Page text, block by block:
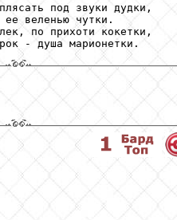
под звуки дудки,
веленью чутки.
по прихоти кокетки,
- душа